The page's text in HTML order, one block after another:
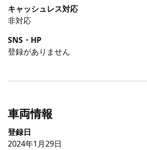
キャッシュレス対応
非対応
SNS・HP
登録がありません
車両情報
登録日
2024年1月29日